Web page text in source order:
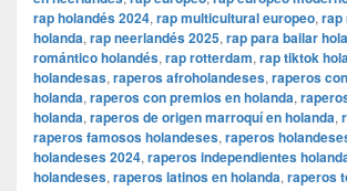
rap holandés 2024, rap multicultural europeo, rap
holanda, rap neerlandés 2025, rap para bailar
romántico holandés, rap rotterdam, rap tiktok
holandesas, raperos afroholandeses, raperos
holanda, raperos con premios en holanda,
holanda, raperos de origen marroquí en holanda,
raperos famosos holandeses, raperos
holandeses 2024, raperos independientes
holandeses, raperos latinos en holanda, raperos